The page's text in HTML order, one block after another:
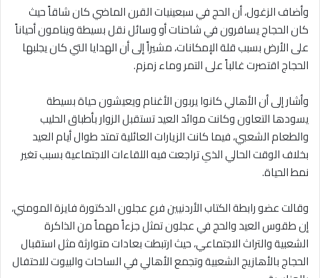
وأضاف الزغول، أن الحج في سبعينيات القرن الماضي كان شاقاً حيث
كان الحجاج يسافرون في شاحنات أو وسائل نقل بسيطة وينامون أحياناً
على الأرض بسبب قلة الإمكانات، مشيراً إلى أن الهدايا التي كان يجلبها
الحجاج اقتصرت غالباً على التمر وماء زمزم.
وأشار إلى أن الأهالي كانوا يربون الأغنام ويعيشون حياة بسيطة
يسودها التعاون وكانت موائد العيد تستقبل الزوار بأطباق الحليب
والطعام الشعبي، فيما كانت الزيارات العائلية تمتد طوال أيام العيد
بخلاف الوقت الحالي الذي تراجعت فيه اللقاءات الاجتماعية بسبب تغير
نمط الحياة.
وقالت عضو رابطة الكتاب الأردنيين فرع عجلون الدكتورة فايزة المومني،
إن طقوس العيد والحج في عجلون تمثل جزءاً مهماً من الذاكرة
الشعبية والتراث الاجتماعي، حيث ارتبطت بعادات متوارثة مثل استقبال
الحجاج بالأهازيج الشعبية وتجمع الأهالي في الساحات والبيوت للاحتفال